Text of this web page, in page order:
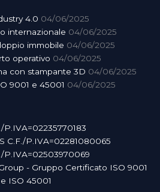
4.0 04/06/2025
internazionale 04/06/2025
immobile 04/06/2025
operativo 04/06/2025
con stampante 3D 04/06/2025
9001 e 45001 04/06/2025
P.IVA=02235770183
C.F./P.IVA=02281080065
P.IVA=02503970069
- Gruppo Certificato ISO 9001
e ISO 45001